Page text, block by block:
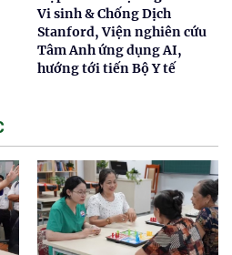
Vi sinh & Chống Dịch
Stanford, Viện nghiên cứu
Tâm Anh ứng dụng AI,
hướng tới tiến Bộ Y tế